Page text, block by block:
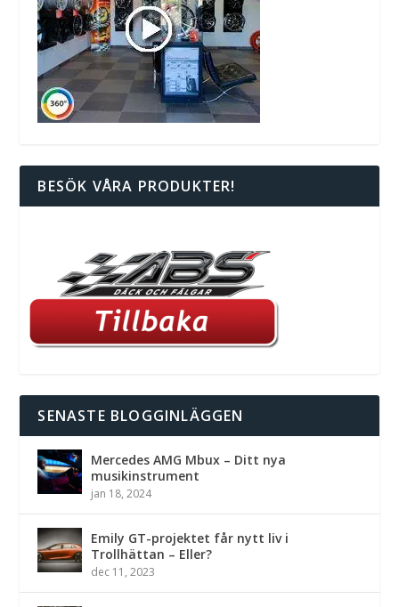
BESÖK VÅRA PRODUKTER!
SENASTE BLOGGINLÄGGEN
Mercedes AMG Mbux – Ditt nya
musikinstrument
jan 18, 2024
Emily GT-projektet får nytt liv i
Trollhättan – Eller?
dec 11, 2023